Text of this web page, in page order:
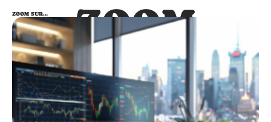
ZOOM
SUR…
ZOOM SUR…